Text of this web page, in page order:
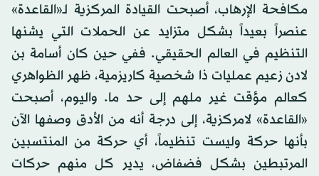
مكافحة الإرهاب، أصبحت القيادة المركزية لـ«القاعدة»
عنصراً بعيداً بشكل متزايد عن الحملات التي يشنها
التنظيم في العالم الحقيقي. ففي حين كان أسامة بن
لادن زعيم عمليات ذا شخصية كاريزمية، ظهر الظواهري
كعالم مؤقت غير ملهم إلى حد ما. واليوم، أصبحت
«القاعدة» لامركزية، إلى درجة أنه من الأدق وصفها الآن
بأنها حركة وليست تنظيماً، أي حركة من المنتسبين
المرتبطين بشكل فضفاض، يدير كل منهم حركات